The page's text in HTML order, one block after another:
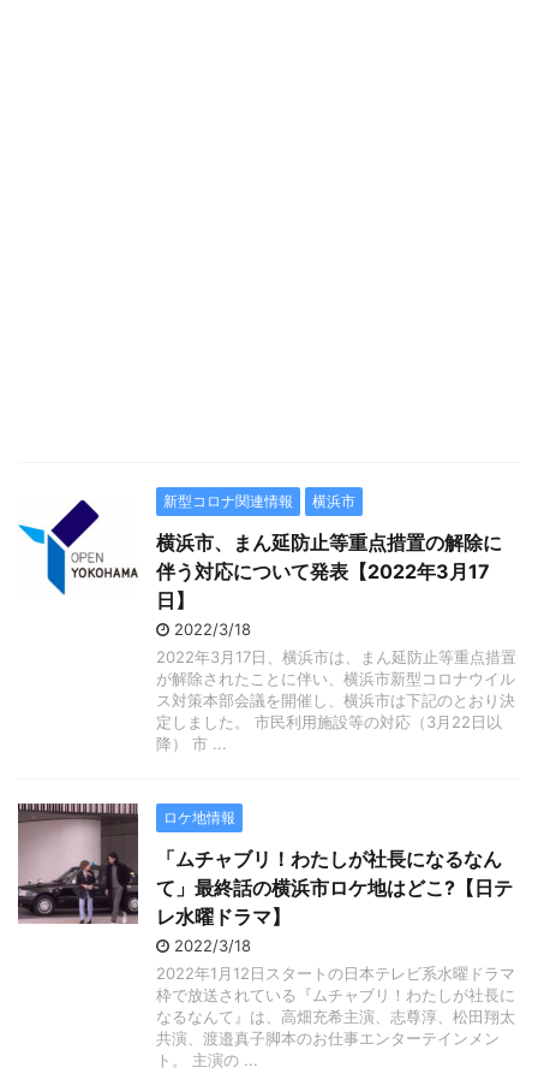
新型コロナ関連情報 横浜市
横浜市、まん延防止等重点措置の解除に
伴う対応について発表【2022年3月17
日】
2022/3/18
2022年3月17日、横浜市は、まん延防止等重点措置
が解除されたことに伴い、横浜市新型コロナウイル
ス対策本部会議を開催し、横浜市は下記のとおり決
定しました。 市民利用施設等の対応（3月22日以
降） 市 ...
ロケ地情報
「ムチャブリ！わたしが社長になるなん
て」最終話の横浜市ロケ地はどこ?【日テ
レ水曜ドラマ】
2022/3/18
2022年1月12日スタートの日本テレビ系水曜ドラマ
枠で放送されている『ムチャブリ！わたしが社長に
なるなんて』は、高畑充希主演、志尊淳、松田翔太
共演、渡邉真子脚本のお仕事エンターテインメン
ト。 主演の ...